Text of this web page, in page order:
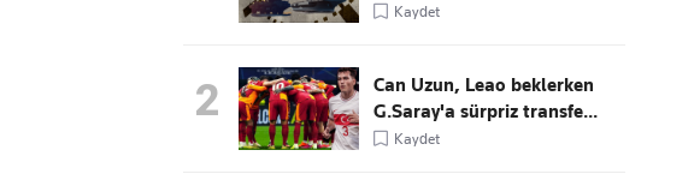
Kaydet
2
Can Uzun, Leao beklerken
G.Saray'a sürpriz transfe...
Kaydet